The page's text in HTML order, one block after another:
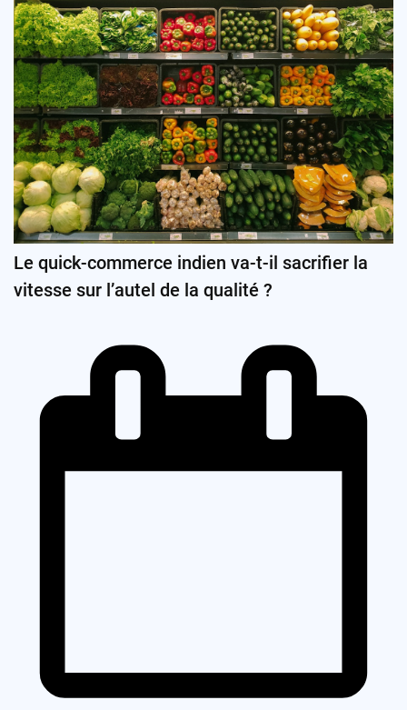
Le quick-commerce indien va-t-il sacrifier la
vitesse sur l’autel de la qualité ?